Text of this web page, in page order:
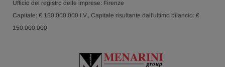
Ufficio del registro delle imprese: Firenze
Capitale: € 150.000.000 I.V., Capitale risultante dall'ultimo bilancio: €
150.000.000